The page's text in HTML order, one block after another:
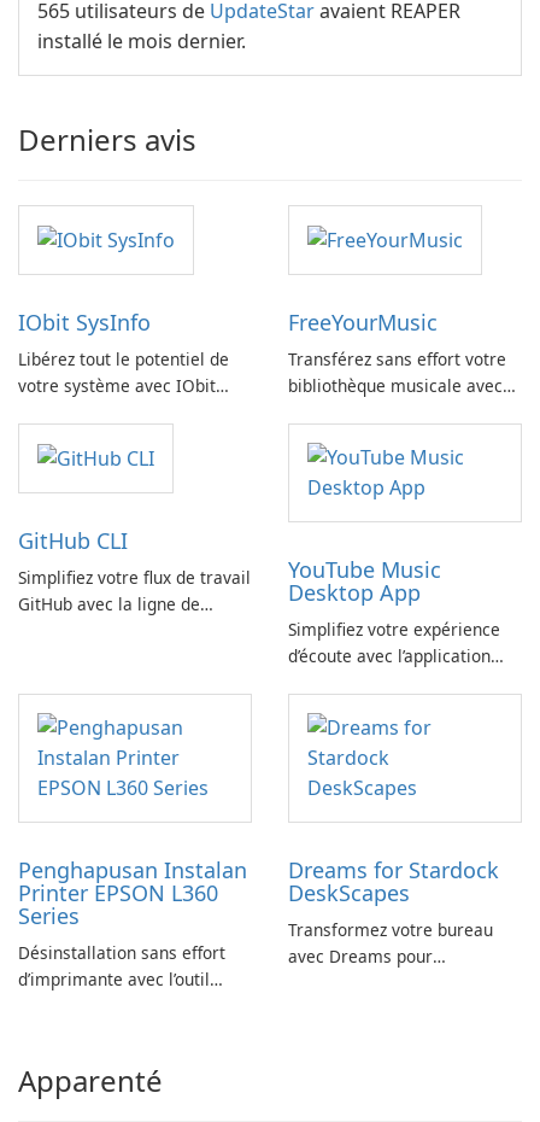
565 utilisateurs de UpdateStaravaient REAPER
installé le mois dernier.
Derniers avis
IObit SysInfo
Libérez tout le potentiel de
votre système avec IObit
FreeYourMusic
Transférez sans effort votre
bibliothèque musicale avec
GitHub CLI
Simplifiez votre flux de travail
GitHub avec la ligne de
YouTube Music
Desktop App
Simplifiez votre expérience
d’écoute avec l’application
Penghapusan Instalan
Printer EPSON L360
Series
Désinstallation sans effort
d’imprimante avec l’outil
Dreams for Stardock
DeskScapes
Transformez votre bureau
avec Dreams pour
Apparenté